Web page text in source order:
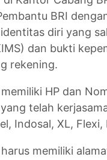
BRI
diri yang
dan bukti
rekening.
HP dan
telah
Indosal, XL, Flexi,
memiliki